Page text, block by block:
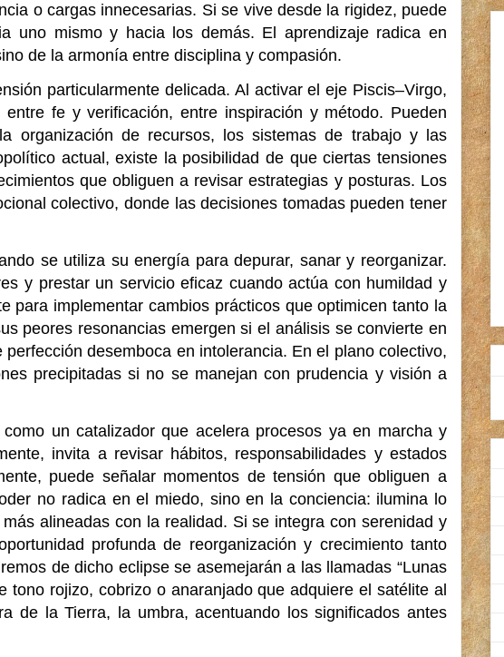
o cargas innecesarias. Si se vive desde la rigidez, puede
uno mismo y hacia los demás. El aprendizaje radica en
de la armonía entre disciplina y compasión.
particularmente delicada. Al activar el eje Piscis–Virgo,
fe y verificación, entre inspiración y método. Pueden
organización de recursos, los sistemas de trabajo y las
actual, existe la posibilidad de que ciertas tensiones
que obliguen a revisar estrategias y posturas. Los
colectivo, donde las decisiones tomadas pueden tener
se utiliza su energía para depurar, sanar y reorganizar.
y prestar un servicio eficaz cuando actúa con humildad y
para implementar cambios prácticos que optimicen tanto la
peores resonancias emergen si el análisis se convierte en
desemboca en intolerancia. En el plano colectivo,
precipitadas si no se manejan con prudencia y visión a
un catalizador que acelera procesos ya en marcha y
invita a revisar hábitos, responsabilidades y estados
puede señalar momentos de tensión que obliguen a
no radica en el miedo, sino en la conciencia: ilumina lo
alineadas con la realidad. Si se integra con serenidad y
profunda de reorganización y crecimiento tanto
de dicho eclipse se asemejarán a las llamadas “Lunas
rojizo, cobrizo o anaranjado que adquiere el satélite al
de la Tierra, la umbra, acentuando los significados antes